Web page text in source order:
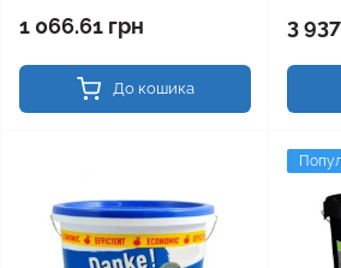
1 066.61 грн
До кошика
3